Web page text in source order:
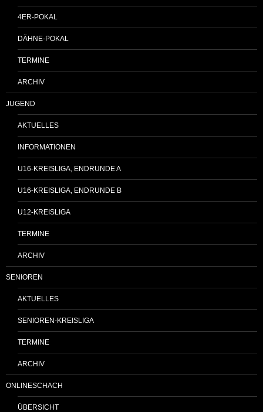
4ER-POKAL
DÄHNE-POKAL
TERMINE
ARCHIV
JUGEND
AKTUELLES
INFORMATIONEN
U16-KREISLIGA, ENDRUNDE A
U16-KREISLIGA, ENDRUNDE B
U12-KREISLIGA
TERMINE
ARCHIV
SENIOREN
AKTUELLES
SENIOREN-KREISLIGA
TERMINE
ARCHIV
ONLINESCHACH
ÜBERSICHT